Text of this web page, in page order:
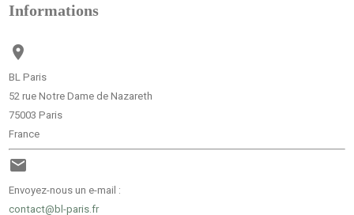
Informations

BL Paris
52 rue Notre Dame de Nazareth
75003 Paris
France

Envoyez-nous un e-mail :
contact@bl-paris.fr